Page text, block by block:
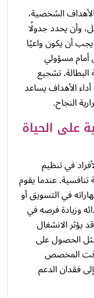
الأهداف الشخصية،
وأن يحدد جدولًا
أن يكون واعيًا
أمام مسؤولي
تشجيع
أداء الأهداف يساعد
النجاح.
على الحياة
في تنظيم
عندما يقوم
في التسويق أو
وزيادة فرصه في
الانشغال
الحصول على
المخصص
فقدان الدعم